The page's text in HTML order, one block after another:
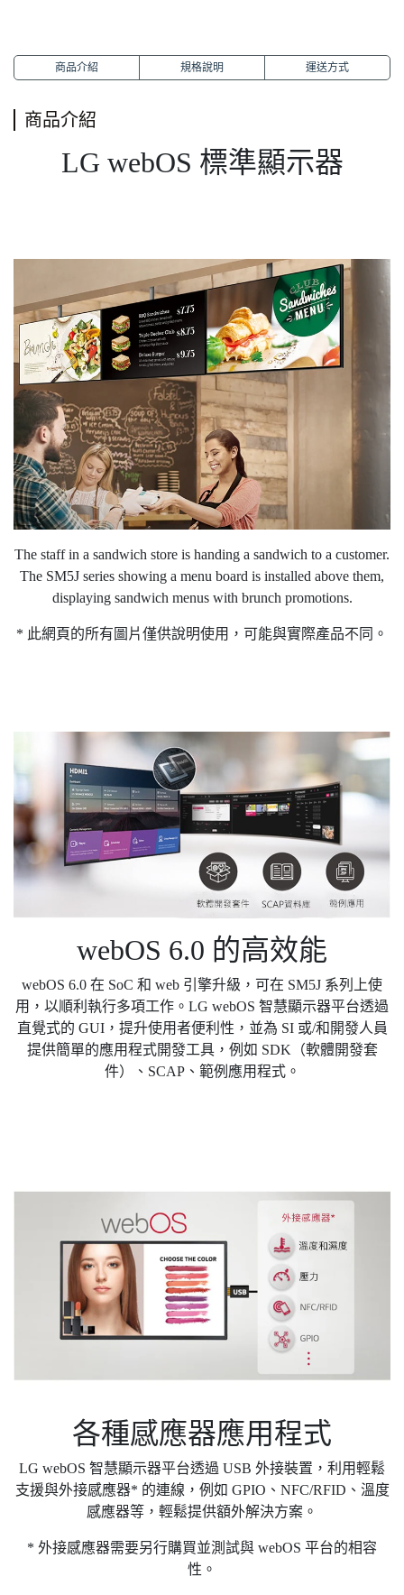
商品介紹 規格說明 運送方式
商品介紹
LG webOS 標準顯示器
The staff in a sandwich store is handing a sandwich to a customer.
The SM5J series showing a menu board is installed above them,
displaying sandwich menus with brunch promotions.
* 此網頁的所有圖片僅供說明使用，可能與實際產品不同。
webOS 6.0 的高效能
webOS 6.0 在 SoC 和 web 引擎升級，可在 SM5J 系列上使
用，以順利執行多項工作。LG webOS 智慧顯示器平台透過
直覺式的 GUI，提升使用者便利性，並為 SI 或/和開發人員
提供簡單的應用程式開發工具，例如 SDK（軟體開發套
件）、SCAP、範例應用程式。
各種感應器應用程式
LG webOS 智慧顯示器平台透過 USB 外接裝置，利用輕鬆
支援與外接感應器* 的連線，例如 GPIO、NFC/RFID、溫度
感應器等，輕鬆提供額外解決方案。
* 外接感應器需要另行購買並測試與 webOS 平台的相容
性。